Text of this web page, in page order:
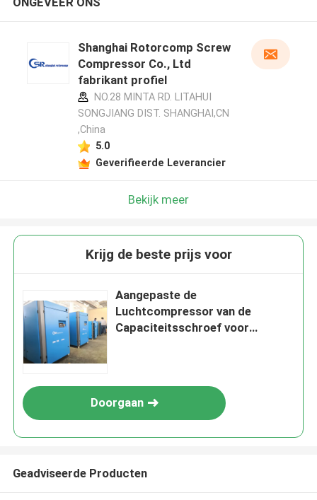
Shanghai Rotorcomp Screw
Compressor Co., Ltd
fabrikant profiel
NO.28 MINTA RD. LITAHUI
SONGJIANG DIST. SHANGHAI,CN
,China
5.0
Geverifieerde Leverancier
Bekijk meer
Krijg de beste prijs voor
Aangepaste de
Luchtcompressor van de
Capaciteitsschroef voor
Doorgaan
Geadviseerde Producten